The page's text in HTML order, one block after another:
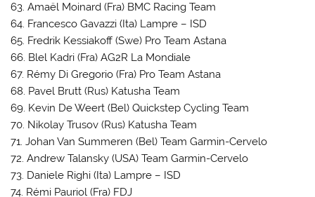
63. Amaël Moinard (Fra) BMC Racing Team
64. Francesco Gavazzi (Ita) Lampre – ISD
65. Fredrik Kessiakoff (Swe) Pro Team Astana
66. Blel Kadri (Fra) AG2R La Mondiale
67. Rémy Di Gregorio (Fra) Pro Team Astana
68. Pavel Brutt (Rus) Katusha Team
69. Kevin De Weert (Bel) Quickstep Cycling Team
70. Nikolay Trusov (Rus) Katusha Team
71. Johan Van Summeren (Bel) Team Garmin-Cervelo
72. Andrew Talansky (USA) Team Garmin-Cervelo
73. Daniele Righi (Ita) Lampre – ISD
74. Rémi Pauriol (Fra) FDJ